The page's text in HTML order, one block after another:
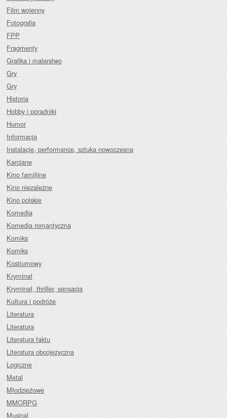
Film wojenny
Fotografia
FPP
Fragmenty
Grafika i malarstwo
Gry
Gry
Historia
Hobby i poradniki
Humor
Informacja
Instalacje, performance, sztuka nowoczesna
Karciane
Kino familijne
Kino niezależne
Kino polskie
Komedia
Komedia romantyczna
Komiks
Komiks
Kostiumowy
Kryminał
Kryminał, thriller, sensacja
Kultura i podróże
Literatura
Literatura
Literatura faktu
Literatura obcojęzyczna
Logiczne
Metal
Młodzieżowe
MMORPG
Musical